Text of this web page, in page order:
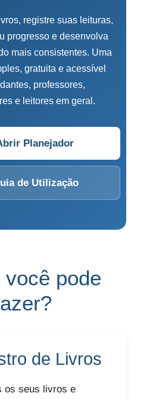
registre suas leituras,
progresso e desenvolva
mais consistentes. Uma
gratuita e acessível
professores,
e leitores em geral.
Planejador
de Utilização
você pode
de Livros
os seus livros e